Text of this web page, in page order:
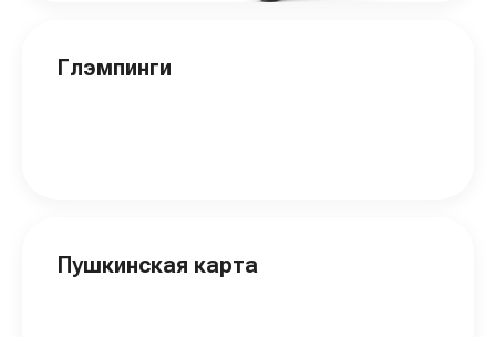
Глэмпинги
Пушкинская карта